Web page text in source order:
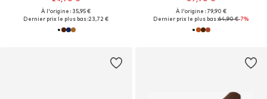
À l'origine : 35,95 €
Dernier prix le plus bas :23,72 €
À l'origine : 79,90 €
Dernier prix le plus bas :64,90 €-7%